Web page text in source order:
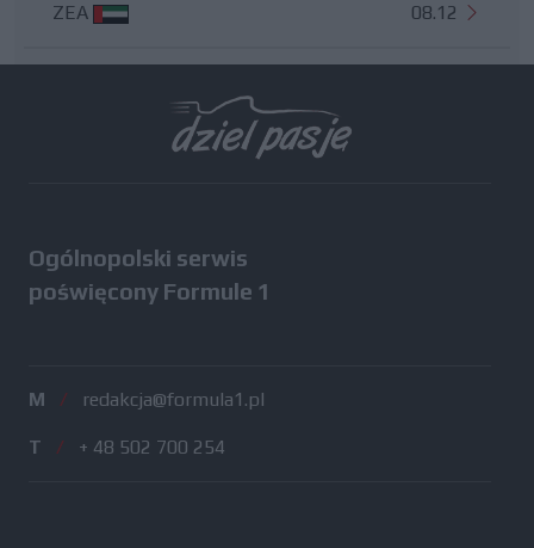
ZEA 08.12
Ogólnopolski serwis
poświęcony Formule 1
M / redakcja@formula1.pl
T / + 48 502 700 254